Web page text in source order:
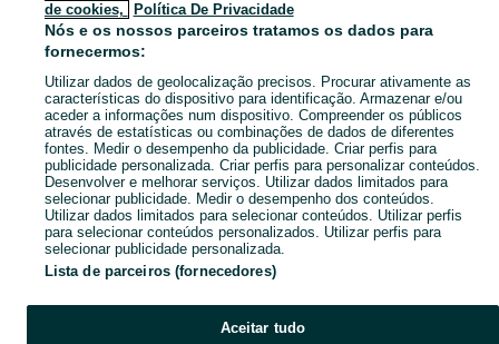
de cookies,
Política De Privacidade
Nós e os nossos parceiros tratamos os dados para
fornecermos:
Utilizar dados de geolocalização precisos. Procurar ativamente as
características do dispositivo para identificação. Armazenar e/ou
aceder a informações num dispositivo. Compreender os públicos
através de estatísticas ou combinações de dados de diferentes
fontes. Medir o desempenho da publicidade. Criar perfis para
publicidade personalizada. Criar perfis para personalizar conteúdos.
Desenvolver e melhorar serviços. Utilizar dados limitados para
selecionar publicidade. Medir o desempenho dos conteúdos.
Utilizar dados limitados para selecionar conteúdos. Utilizar perfis
para selecionar conteúdos personalizados. Utilizar perfis para
selecionar publicidade personalizada.
Lista de parceiros (fornecedores)
Aceitar tudo